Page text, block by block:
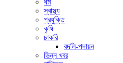
ধর্ম
স্বাস্থ্য
প্রযুক্তি
কৃষি
চাকরি
বদলি-পদায়ন
ভিন্ন খবর